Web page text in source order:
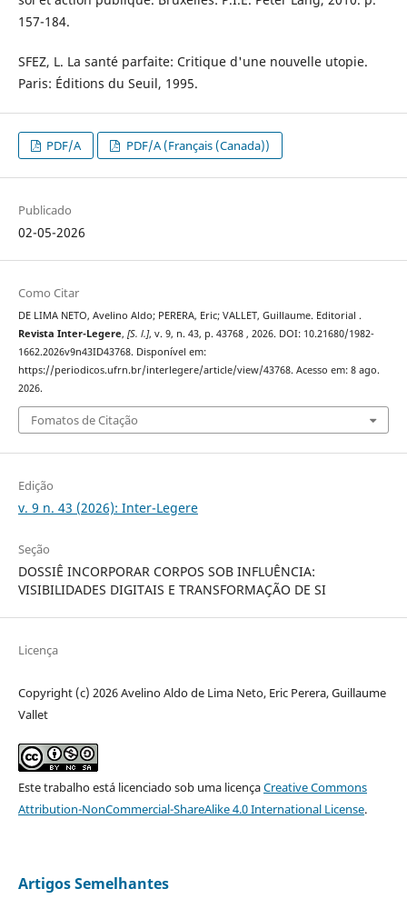
157-184.
SFEZ, L. La santé parfaite: Critique d'une nouvelle utopie.
Paris: Éditions du Seuil, 1995.
PDF/A PDF/A (Français (Canada))
Publicado
02-05-2026
Como Citar
DE LIMA NETO, Avelino Aldo; PERERA, Eric; VALLET, Guillaume. Editorial .
Revista Inter-Legere, [S. l.], v. 9, n. 43, p. 43768 , 2026. DOI: 10.21680/1982-
1662.2026v9n43ID43768. Disponível em:
https://periodicos.ufrn.br/interlegere/article/view/43768. Acesso em: 8 ago.
2026.
Fomatos de Citação
Edição
v. 9 n. 43 (2026): Inter-Legere
Seção
DOSSIÊ INCORPORAR CORPOS SOB INFLUÊNCIA:
VISIBILIDADES DIGITAIS E TRANSFORMAÇÃO DE SI
Licença
Copyright (c) 2026 Avelino Aldo de Lima Neto, Eric Perera, Guillaume
Vallet
Este trabalho está licenciado sob uma licençaCreative Commons
Attribution-NonCommercial-ShareAlike 4.0 International License.
Artigos Semelhantes